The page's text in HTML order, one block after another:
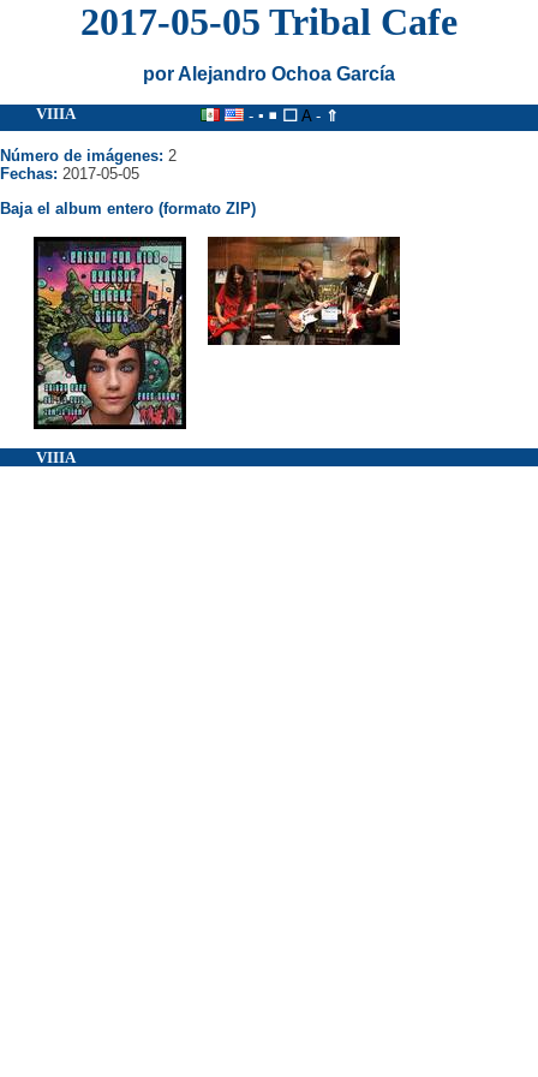
2017-05-05 Tribal Cafe
por Alejandro Ochoa García
VIIIA - ▪ ◾ ⬜ A- ⇑
Número de imágenes: 2
Fechas: 2017-05-05
Baja el album entero (formato ZIP)
VIIIA